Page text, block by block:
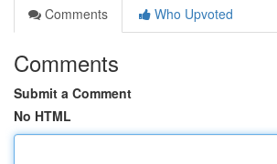
Comments
Who Upvoted
Comments
Submit a Comment
No HTML